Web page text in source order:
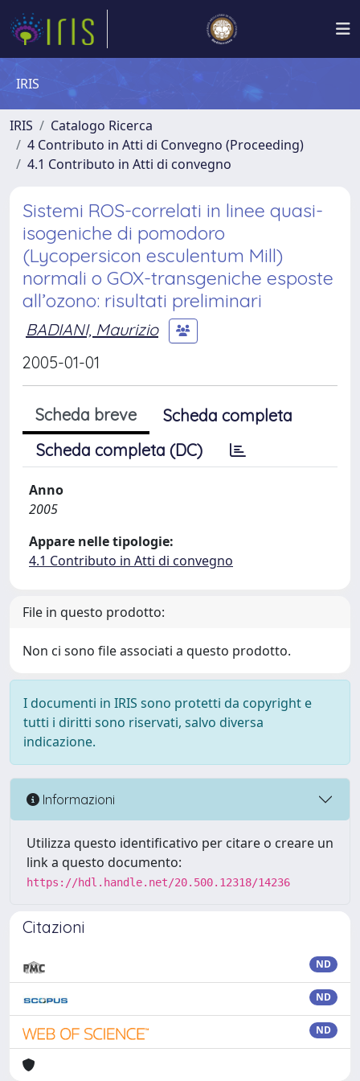
IRIS
IRIS
Catalogo Ricerca
4 Contributo in Atti di Convegno (Proceeding)
4.1 Contributo in Atti di convegno
Sistemi ROS-correlati in linee quasi-
isogeniche di pomodoro
(Lycopersicon esculentum Mill)
normali o GOX-transgeniche esposte
all’ozono: risultati preliminari
BADIANI, Maurizio
2005-01-01
Scheda breve
Scheda completa
Scheda completa (DC)
Anno
2005
Appare nelle tipologie:
4.1 Contributo in Atti di convegno
File in questo prodotto:
Non ci sono file associati a questo prodotto.
I documenti in IRIS sono protetti da copyright e
tutti i diritti sono riservati, salvo diversa
indicazione.
Informazioni
Utilizza questo identificativo per citare o creare un
link a questo documento:
https://hdl.handle.net/20.500.12318/14236
Citazioni
ND
ND
ND